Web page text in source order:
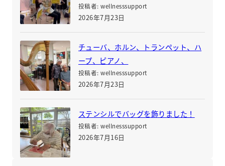
投稿者: wellnesssupport
2026年7月23日
チューバ、ホルン、トランペット、ハ
ープ、ピアノ、
投稿者: wellnesssupport
2026年7月23日
ステンシルでバッグを飾りました！
投稿者: wellnesssupport
2026年7月16日